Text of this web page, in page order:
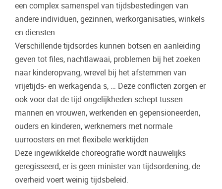
een complex samenspel van tijdsbestedingen van
andere individuen, gezinnen, werkorganisaties, winkels
en diensten
Verschillende tijdsordes kunnen botsen en aanleiding
geven tot files, nachtlawaai, problemen bij het zoeken
naar kinderopvang, wrevel bij het afstemmen van
vrijetijds- en werkagenda s, … Deze conflicten zorgen er
ook voor dat de tijd ongelijkheden schept tussen
mannen en vrouwen, werkenden en gepensioneerden,
ouders en kinderen, werknemers met normale
uurroosters en met flexibele werktijden
Deze ingewikkelde choreografie wordt nauwelijks
geregisseerd, er is geen minister van tijdsordening, de
overheid voert weinig tijdsbeleid.